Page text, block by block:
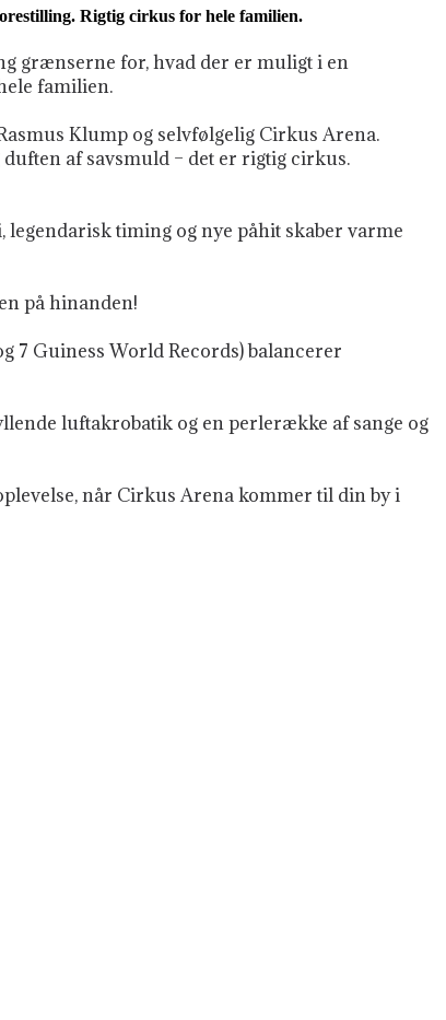
Rigtig cirkus for hele familien.
grænserne for, hvad der er muligt i en
familien.
Klump og selvfølgelig Cirkus Arena.
af savsmuld – det er rigtig cirkus.
timing og nye påhit skaber varme
på hinanden!
7 Guiness World Records) balancerer
luftakrobatik og en perlerække af sange og
når Cirkus Arena kommer til din by i